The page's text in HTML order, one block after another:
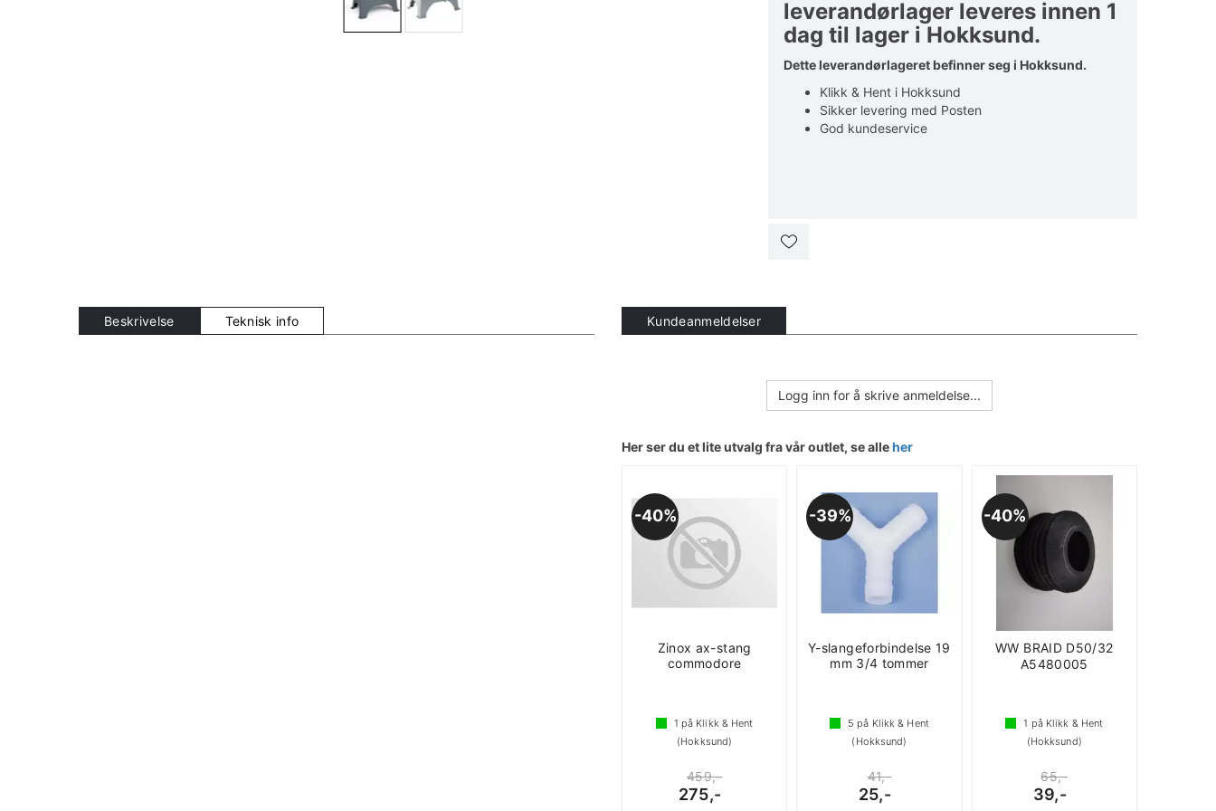
leverandørlager leveres innen 1
dag til lager i Hokksund.
Dette leverandørlageret befinner seg i Hokksund.
Klikk & Hent i Hokksund
Sikker levering med Posten
God kundeservice
Beskrivelse Teknisk info Kundeanmeldelser
Logg inn for å skrive anmeldelse...
Her ser du et lite utvalg fra vår outlet, se alleher
40%
Zinox ax-stang
commodore
1 på Klikk & Hent
(Hokksund)
459,-
275,-
39%
Y-slangeforbindelse 19
mm 3/4 tommer
5 på Klikk & Hent
(Hokksund)
41,-
25,-
40%
WW BRAID D50/32
A5480005
1 på Klikk & Hent
(Hokksund)
65,-
39,-